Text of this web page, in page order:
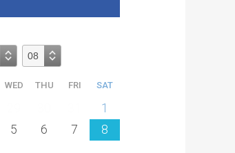
出身生徒データ
保育コース
WED THU FRI SAT
1
5 6 7 8